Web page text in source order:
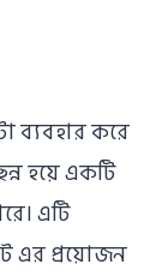
ব্যবহার করে
হয়ে একটি
এটি
এর প্রয়োজন